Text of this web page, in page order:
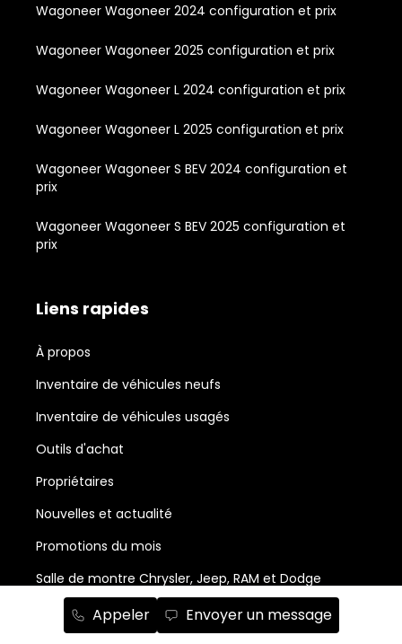
Appeler Envoyer un message
Wagoneer Wagoneer 2024 configuration et prix
Wagoneer Wagoneer 2025 configuration et prix
Wagoneer Wagoneer L 2024 configuration et prix
Wagoneer Wagoneer L 2025 configuration et prix
Wagoneer Wagoneer S BEV 2024 configuration et
prix
Wagoneer Wagoneer S BEV 2025 configuration et
prix
Liens rapides
À propos
Inventaire de véhicules neufs
Inventaire de véhicules usagés
Outils d'achat
Propriétaires
Nouvelles et actualité
Promotions du mois
Salle de montre Chrysler, Jeep, RAM et Dodge
Abonnement à l'infolettre